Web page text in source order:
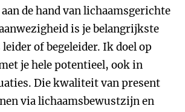
de hand van lichaamsgerichte
is je belangrijkste
of begeleider. Ik doel op
je hele potentieel, ook in
Die kwaliteit van present
via lichaamsbewustzijn en